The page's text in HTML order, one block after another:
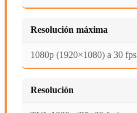
Resolución máxima
1080p (1920×1080) a 30 fps
Resolución